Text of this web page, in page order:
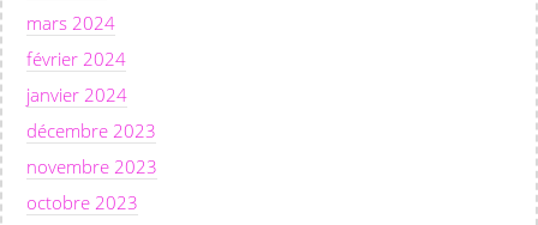
mars 2024
février 2024
janvier 2024
décembre 2023
novembre 2023
octobre 2023